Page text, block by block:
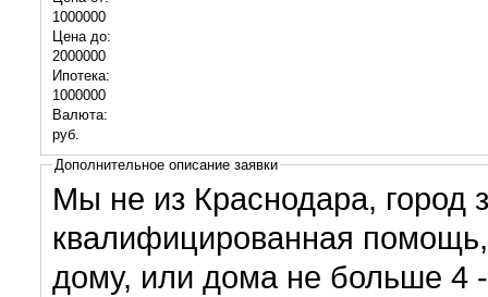
1000000
Цена до:
2000000
Ипотека:
1000000
Валюта:
руб.
Дополнительное описание заявки
Мы не из Краснодара, город
квалифицированная
дому, или дома не больше 4